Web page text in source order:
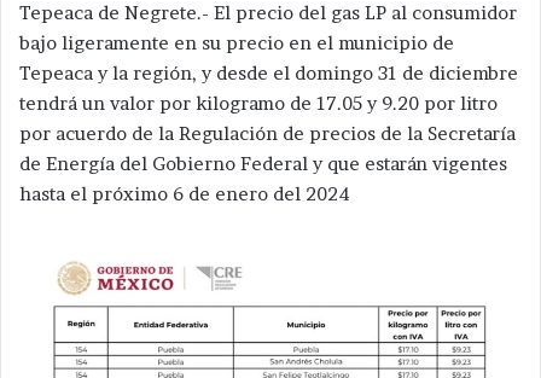
Tepeaca de Negrete.- El precio del gas LP al consumidor
bajo ligeramente en su precio en el municipio de
Tepeaca y la región, y desde el domingo 31 de diciembre
tendrá un valor por kilogramo de 17.05 y 9.20 por litro
por acuerdo de la Regulación de precios de la Secretaría
de Energía del Gobierno Federal y que estarán vigentes
hasta el próximo 6 de enero del 2024